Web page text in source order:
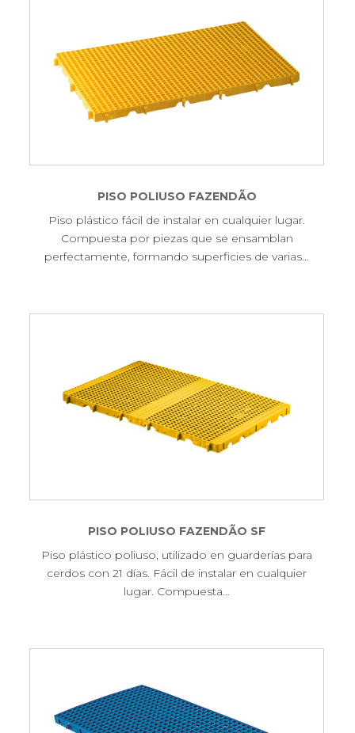
PISO POLIUSO FAZENDÃO
Piso plástico fácil de instalar en cualquier lugar.
Compuesta por piezas que se ensamblan
perfectamente, formando superficies de varias…
PISO POLIUSO FAZENDÃO SF
Piso plástico poliuso, utilizado en guarderías para
cerdos con 21 días. Fácil de instalar en cualquier
lugar. Compuesta…